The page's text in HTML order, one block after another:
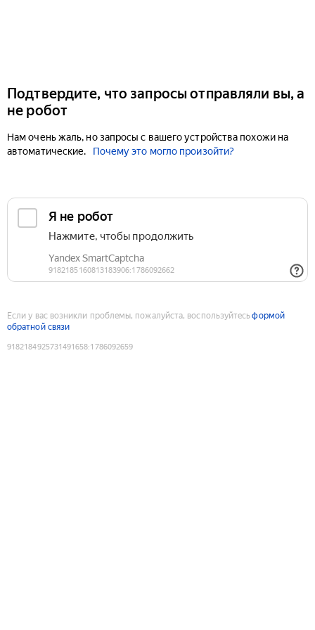
Подтвердите, что запросы отправляли вы, а
не робот
Нам очень жаль, но запросы с вашего устройства похожи на
автоматические.
Почему это могло произойти?
Если у вас возникли проблемы, пожалуйста, воспользуйтесьформой
обратной связи
9182184925731491658:1786092659